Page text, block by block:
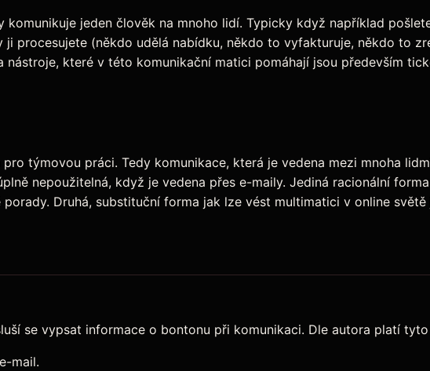
jeden člověk na mnoho lidí. Typicky když například
procesujete (někdo udělá nabídku, někdo to vyfakturuje, někdo to
které v této komunikační matici pomáhají jsou především
týmovou práci. Tedy komunikace, která je vedena mezi mnoha
nepoužitelná, když je vedena přes e-maily. Jediná racionální
Druhá, substituční forma jak lze vést multimatici v online světě
se vypsat informace o bontonu při komunikaci. Dle autora platí
mail.